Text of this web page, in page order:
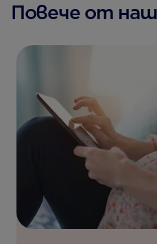
Повече от